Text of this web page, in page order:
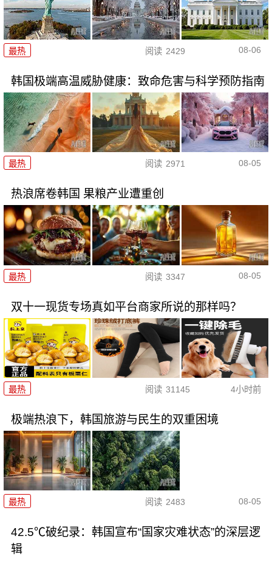
最热 阅读 2429 08-06
韩国极端高温威胁健康：致命危害与科学预防指南
最热 阅读 2971 08-05
热浪席卷韩国 果粮产业遭重创
最热 阅读 3347 08-05
双十一现货专场真如平台商家所说的那样吗？
最热 阅读 31145 4小时前
极端热浪下，韩国旅游与民生的双重困境
最热 阅读 2483 08-05
42.5℃破纪录：韩国宣布“国家灾难状态”的深层逻
辑